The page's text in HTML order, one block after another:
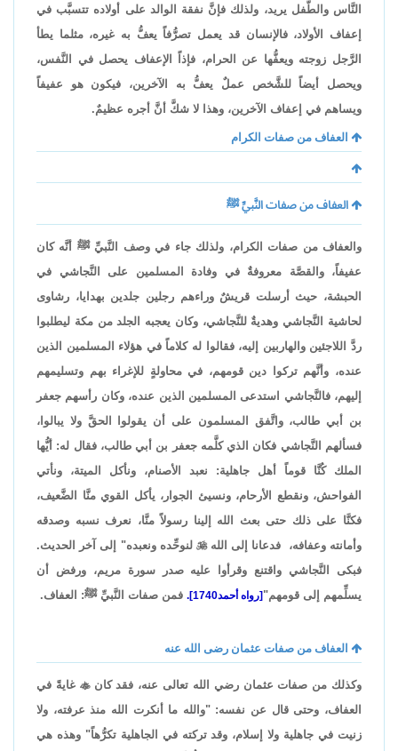
النَّاس والطَّفل يريد، ولذلك فإنَّ نفقة الوالد على أولاده تتسبَّب في
إعفاف الأولاد، فالإنسان قد يعمل تصرُّفاً يعفُّ به غيره، مثلما يطأ
الرَّجل زوجته ويعفُّها عن الحرام، فإذاً الإعفاف يحصل في النَّفس،
ويحصل أيضاً للشَّخص عملٌ يعفُّ به الآخرين، فيكون هو عفيفاً
ويساهم في إعفاف الآخرين، وهذا لا شكَّ أنَّ أجره عظيمٌ.
العفاف من صفات الكرام
العفاف من صفات النَّبيِّ ﷺ
والعفاف من صفات الكرام، ولذلك جاء في وصف النَّبيِّ ﷺ أنَّه كان
عفيفاً، والقصَّة معروفةٌ في وفادة المسلمين على النَّجاشي في
الحبشة، حيث أرسلت قريشٌ وراءهم رجلين جلدين بهدايا، رشاوى
لحاشية النَّجاشي وهديةٌ للنَّجاشي، وكان يعجبه الجلد من مكة ليطلبوا
ردَّ اللاجئين والهاربين إليه، فقالوا له كلاماً في هؤلاء المسلمين الذين
عنده، وأنَّهم تركوا دين قومهم، في محاولةٍ للإغراء بهم وتسليمهم
إليهم، فالنَّجاشي استدعى المسلمين الذين عنده، وكان رأسهم جعفر
بن أبي طالب، واتَّفق المسلمون على أن يقولوا الحقَّ ولا يبالوا،
فسألهم النَّجاشي فكان الذي كلَّمه جعفر بن أبي طالب، فقال له: أيُّها
الملك كُنَّا قوماً أهل جاهلية: نعبد الأصنام، ونأكل الميتة، ونأتي
الفواحش، ونقطع الأرحام، ونسيئ الجوار، يأكل القوي منَّا الضَّعيف،
فكنَّا على ذلك حتى بعث الله إلينا رسولاً منَّا، نعرف نسبه وصدقه
وأمانته وعفافه، فدعانا إلى الله لنوحِّده ونعبده" إلى آخر الحديث.
فبكى النَّجاشي واقتنع وقرأوا عليه صدر سورة مريم، ورفض أن
يسلِّمهم إلى قومهم"[رواه أحمد1740]. فمن صفات النَّبيِّ ﷺ: العفاف.
العفاف من صفات عثمان رضى الله عنه
وكذلك من صفات عثمان رضي الله تعالى عنه، فقد كان غايةً في
العفاف، وحتى قال عن نفسه: "والله ما أنكرت الله منذ عرفته، ولا
زنيت في جاهلية ولا إسلام، وقد تركته في الجاهلية تكرُّهاً" وهذه هي